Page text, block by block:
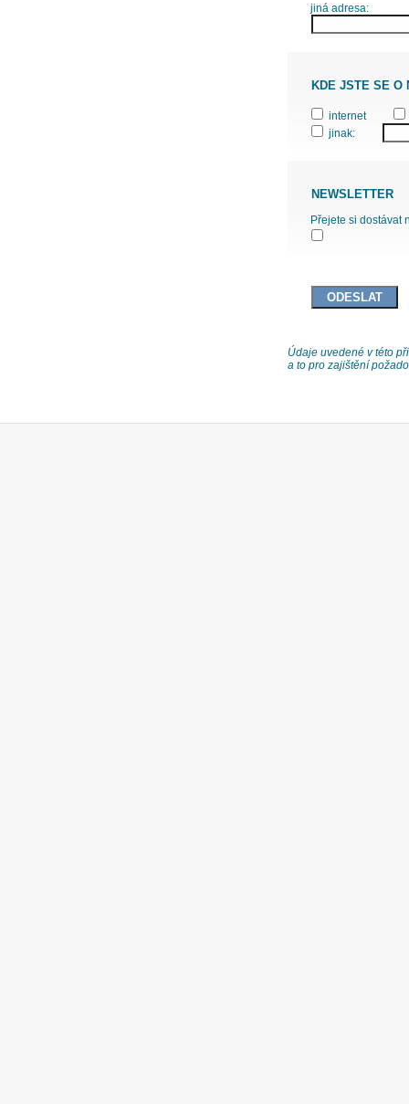
jiná adresa:
KDE JSTE SE O
internet
jinak:
NEWSLETTER
Přejete si dostávat
Údaje uvedené v této
a to pro zajištění